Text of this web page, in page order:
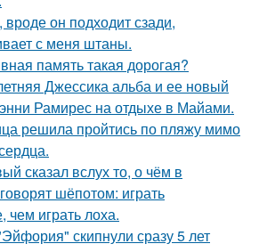
вроде он подходит сзади,
с меня штаны.
память такая дорогая?
Джессика альба и ее новый
Рамирес на отдыхе в Майами.
решила пройтись по пляжу мимо
сказал вслух то, о чём в
шёпотом: играть
чем играть лоха.
скипнули сразу 5 лет